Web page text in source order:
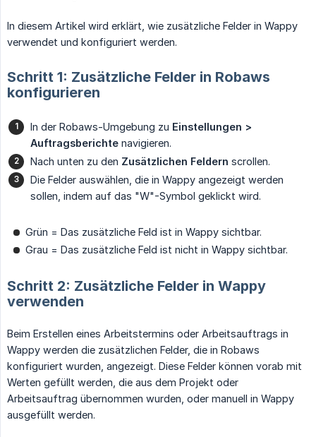
In diesem Artikel wird erklärt, wie zusätzliche Felder in Wappy
verwendet und konfiguriert werden.
Schritt 1: Zusätzliche Felder in Robaws
konfigurieren
In der Robaws-Umgebung zu Einstellungen >
Auftragsberichte navigieren.
Nach unten zu den Zusätzlichen Feldern scrollen.
Die Felder auswählen, die in Wappy angezeigt werden
sollen, indem auf das "W"-Symbol geklickt wird.
Grün = Das zusätzliche Feld ist in Wappy sichtbar.
Grau = Das zusätzliche Feld ist nicht in Wappy sichtbar.
Schritt 2: Zusätzliche Felder in Wappy
verwenden
Beim Erstellen eines Arbeitstermins oder Arbeitsauftrags in
Wappy werden die zusätzlichen Felder, die in Robaws
konfiguriert wurden, angezeigt. Diese Felder können vorab mit
Werten gefüllt werden, die aus dem Projekt oder
Arbeitsauftrag übernommen wurden, oder manuell in Wappy
ausgefüllt werden.